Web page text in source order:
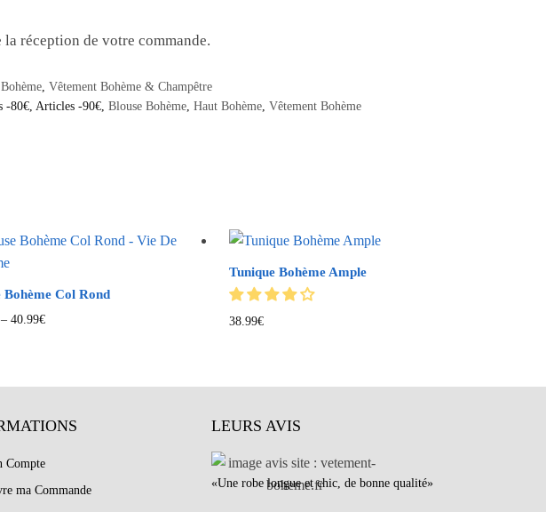
réception de votre commande.
, Vêtement Bohème & Champêtre
-80€, Articles -90€, Blouse Bohème, Haut Bohème, Vêtement Bohème
Bohème Col Rond
40.99€
Tunique Bohème Ample
38.99€
Compte
ma Commande
LEURS AVIS
«Une robe longue et chic, de bonne qualité»